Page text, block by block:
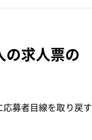
の求人票の
募者目線を取り戻す